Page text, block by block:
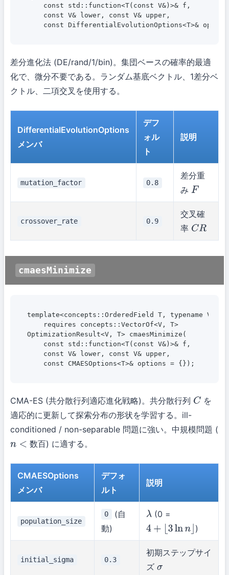
    const std::function<T(const V&)>& f,
    const V& lower, const V& upper,
const DifferentialEvolutionOptions<T>&
差分進化法 (DE/rand/1/bin)。集団ベースの確率的最適
化で、微分不要である。ランダム基底ベクトル、1差分ベ
クトル、二項交叉を使用する。
DifferentialEvolutionOptions
メンバ
デフ
ォル
ト
説明
mutation_factor 0.8
差分重
み F
crossover_rate 0.9
交叉確
率 CR
cmaesMinimize
template<concepts::OrderedField T, typename V>
    requires concepts::VectorOf<V, T>
OptimizationResult<V, T> cmaesMinimize(
    const std::function<T(const V&)>& f,
    const V& lower, const V& upper,
    const CMAESOptions<T>& options = {});
CMA-ES (共分散行列適応進化戦略)。共分散行列 C を
適応的に更新して探索分布の形状を学習する。ill-
conditioned / non-separable 問題に強い。中規模問題 (
n< 数百) に適する。
CMAESOptions
メンバ
デフォ
ルト
説明
population_size
0
(自
動)
λ (0 =
4+⌊3 lnn⌋ )
initial_sigma 0.3
初期ステップサイ
ズ σ